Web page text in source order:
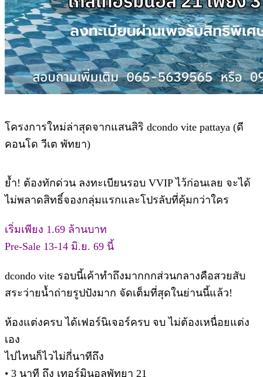
โครงการใหม่ล่าสุดจากแสนสิริ dcondo vite pattaya (ดี
คอนโด วีเต พัทยา)
ย้ำ! ต้องทักด่วน ลงทะเบียนรอบ VVIP ไว้ก่อนเลย จะได้
ไม่พลาดสิทธิ์จองกลุ่มแรกและโปรลับที่คุ้มกว่าใคร
เริ่มเพียง 1.69 ล้านบาท
Pre-Sale 13-14 มิ.ย. 69 นี้
dcondo vite รอบนี้เค้าทำถึงมากกกส่วนกลางคือสวยสับ
สระว่ายน้ำถ่ายรูปปังมาก จัดเต็มที่สุดในย่านนี้แล้ว!
ห้องแต่งครบ ได้เฟอร์นิเจอร์ครบ จบ ไม่ต้องเหนื่อยแต่ง
เอง
ไปไหนก็ไวไม่กี่นาทีถึง
• 3 นาที ถึง เทอร์มินอลพัทยา 21